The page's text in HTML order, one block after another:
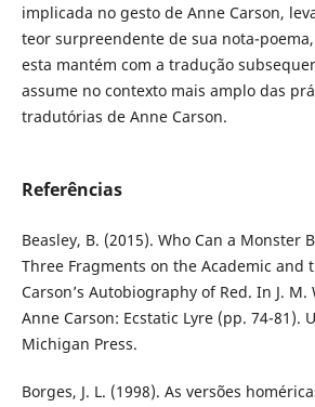
implicada no gesto de Anne Carson,
teor surpreendente de sua nota-
esta mantém com a tradução
assume no contexto mais amplo das
tradutórias de Anne Carson.
Referências
Beasley, B. (2015). Who Can a Monster
Three Fragments on the Academic and
Carson’s Autobiography of Red. In J. M.
Anne Carson: Ecstatic Lyre (pp. 74-81).
Michigan Press.
Borges, J. L. (1998). As versões